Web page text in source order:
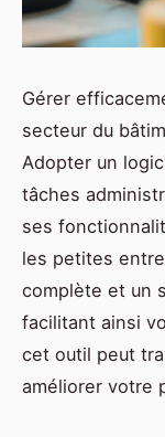
Gérer
secteur du
Adopter un
tâches
ses
les petites
complète et un
facilitant ainsi
cet outil peut
améliorer votre